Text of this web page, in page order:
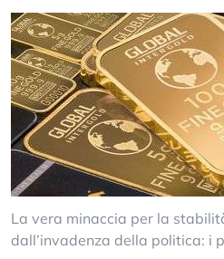
La vera minaccia per la
dall’invadenza della politica: i